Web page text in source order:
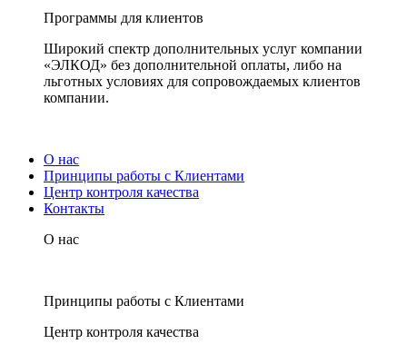
Программы для клиентов
Широкий спектр дополнительных услуг компании
«ЭЛКОД» без дополнительной оплаты, либо на
льготных условиях для сопровождаемых клиентов
компании.
О нас
Принципы работы с Клиентами
Центр контроля качества
Контакты
О нас
Принципы работы с Клиентами
Центр контроля качества